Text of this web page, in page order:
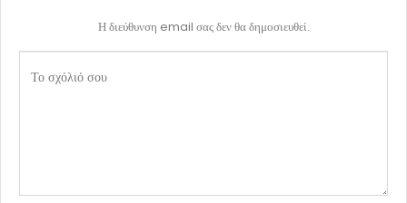
Η διεύθυνση email σας δεν θα δημοσιευθεί.